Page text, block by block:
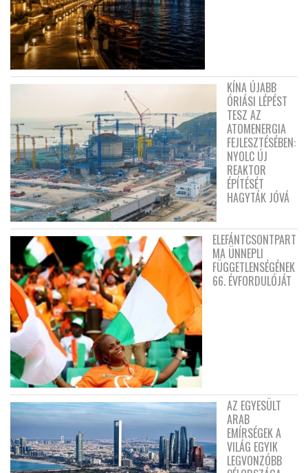
KÍNA ÚJABB
ÓRIÁSI LÉPÉST
TESZ AZ
ATOMENERGIA
FEJLESZTÉSÉBEN:
NYOLC ÚJ
REAKTOR
ÉPÍTÉSÉT
HAGYTÁK JÓVÁ
ELEFÁNTCSONTPART
MA ÜNNEPLI
FÜGGETLENSÉGÉNEK
66. ÉVFORDULÓJÁT
AZ EGYESÜLT
ARAB
EMÍRSÉGEK A
VILÁG EGYIK
LEGVONZÓBB